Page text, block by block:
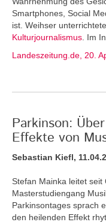
Smartphones, Social
ist. Weihser
Kulturjournalismus . Im
Landeszeitung.de, 20.
Parkinson:
Effekte von
Sebastian Kiefl,
Stefan Mainka leitet
Masterstudiengang
Parkinsontages sprach
den heilenden Effekt